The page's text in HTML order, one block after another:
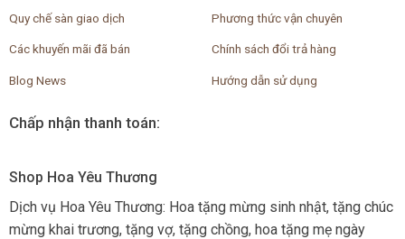
Quy chế sàn giao dịch
Các khuyến mãi đã bán
Blog News
Phương thức vận chuyên
Chính sách đổi trả hàng
Hướng dẫn sử dụng
Chấp nhận thanh toán:
Shop Hoa Yêu Thương
Dịch vụ Hoa Yêu Thương: Hoa tặng mừng sinh nhật, tặng chúc
mừng khai trương, tặng vợ, tặng chồng, hoa tặng mẹ ngày